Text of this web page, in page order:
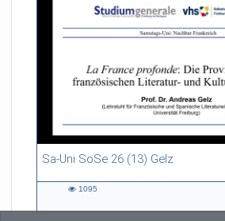
Sa-Uni SoSe 26 (13) Gelz
55:13 duration
1095